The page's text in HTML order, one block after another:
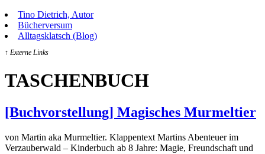
Tino Dietrich, Autor
Bücherversum
Alltagsklatsch (Blog)
↑ Externe Links
TASCHENBUCH
[Buchvorstellung] Magisches Murmeltier
von Martin aka Murmeltier. Klappentext Martins Abenteuer im
Verzauberwald – Kinderbuch ab 8 Jahre: Magie, Freundschaft und